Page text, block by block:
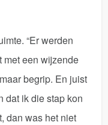
“Er werden
met een wijzende
begrip. En juist
dat ik die stap kon
dan was het niet